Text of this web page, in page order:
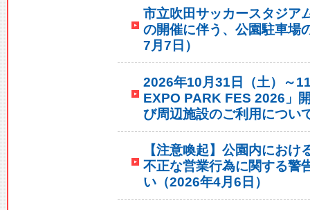
市立吹田サッカースタジア
の開催に伴う、公園駐車場
7月7日）
2026年10月31日（土）～
EXPO PARK FES 2026」
び周辺施設のご利用につい
【注意喚起】公園内にお
不正な営業行為に関する警
い（2026年4月6日）